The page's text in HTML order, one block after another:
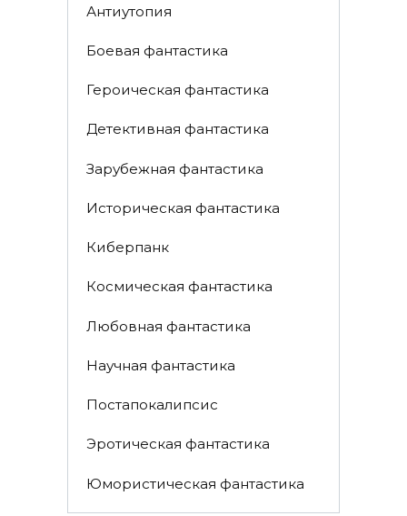
Антиутопия
Боевая фантастика
Героическая фантастика
Детективная фантастика
Зарубежная фантастика
Историческая фантастика
Киберпанк
Космическая фантастика
Любовная фантастика
Научная фантастика
Постапокалипсис
Эротическая фантастика
Юмористическая фантастика